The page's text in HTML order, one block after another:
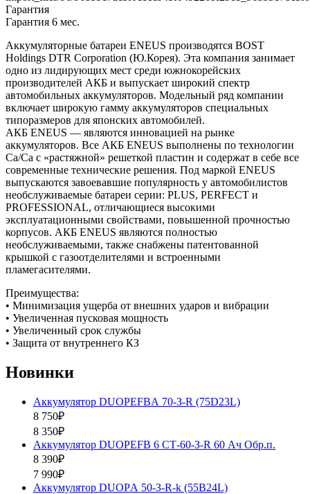
Гарантия
Гарантия 6 мес.
Аккумуляторные батареи ENEUS производятся BOST
Holdings DTR Corporation (Ю.Корея). Эта компания занимает
одно из лидирующих мест среди южнокорейских
производителей АКБ и выпускает широкий спектр
автомобильных аккумуляторов. Модельный ряд компании
включает широкую гамму аккумуляторов специальных
типоразмеров для японских автомобилей.
АКБ ENEUS — являются инновацией на рынке
аккумуляторов. Все АКБ ENEUS выполнены по технологии
Са/Са с «растяжной» решеткой пластин и содержат в себе все
современные технические решения. Под маркой ENEUS
выпускаются завоевавшие популярность у автомобилистов
необслуживаемые батареи серии: PLUS, PERFECT и
PROFESSIONAL, отличающиеся высокими
эксплуатационными свойствами, повышенной прочностью
корпусов. АКБ ENEUS являются полностью
необслуживаемыми, также снабжены патентованной
крышкой с газоотделителями и встроенными
пламегасителями.
Преимущества:
• Минимизация ущерба от внешних ударов и вибрации
• Увеличенная пусковая мощность
• Увеличенный срок службы
• Защита от внутреннего КЗ
Новинки
Аккумулятор DUOPEFBА 70-З-R (75D23L)
8 750₽
8 350₽
Аккумулятор DUOPEFB 6 СТ-60-З-R 60 Ач Обр.п.
8 390₽
7 990₽
Аккумулятор DUOPА 50-З-R-k (55B24L)